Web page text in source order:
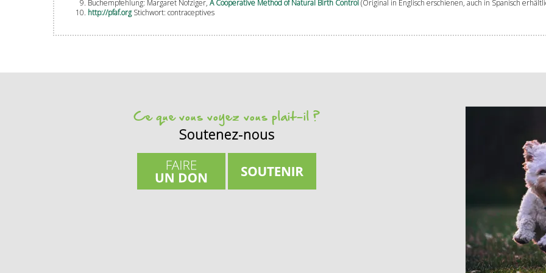
Buchempfehlung: Margaret Nofziger, A Cooperative Method of Natural Birth Control (Original in Englisch erschienen, auch in Spanisch
http://pfaf.orgStichwort: contraceptives
Ce que vous voyez vous plait-il ?
Soutenez-nous